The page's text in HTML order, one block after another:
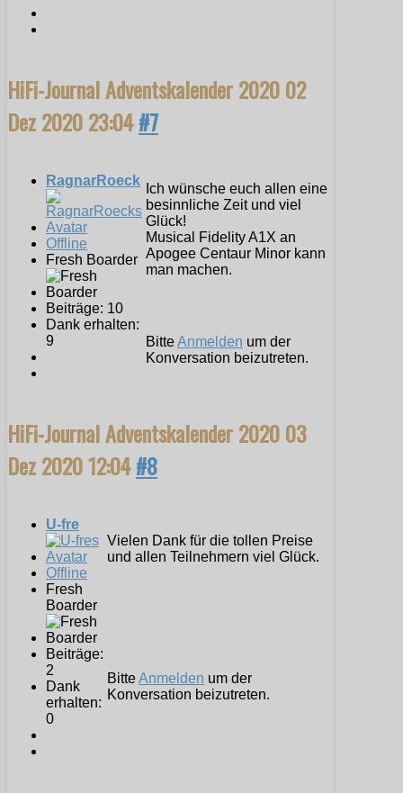
HiFi-Journal Adventskalender 202002
Dez 2020 23:04#7
RagnarRoeck
Offline
Fresh Boarder
Beiträge: 10
Dank erhalten:
9
Ich wünsche euch allen eine
besinnliche Zeit und viel
Glück!
Musical Fidelity A1X an
Apogee Centaur Minor kann
man machen.
BitteAnmelden um der
Konversation beizutreten.
HiFi-Journal Adventskalender 202003
Dez 2020 12:04#8
U-fre
Offline
Fresh
Boarder
Beiträge:
2
Dank
erhalten:
0
Vielen Dank für die tollen Preise
und allen Teilnehmern viel Glück.
BitteAnmelden um der
Konversation beizutreten.